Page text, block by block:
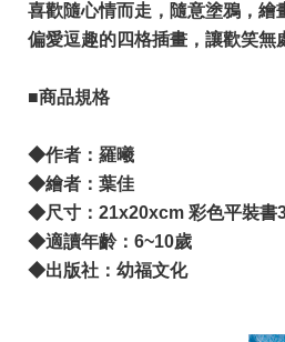
喜歡隨心情而走，隨意塗鴉，繪
偏愛逗趣的四格插畫，讓歡笑無
■商品規格
◆作者：羅曦
◆繪者：葉佳
◆尺寸：21x20xcm 彩色平裝書
◆適讀年齡：6~10歲
◆出版社：幼福文化